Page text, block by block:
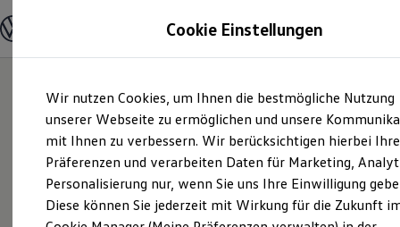
Hauptinhalt
springen
Footer
springen
Modelle und Konfigurator
Modelle vergleichen
Elektroautos
ENERGY Sondermodelle
Nutzfahrzeuge
SUV und CUV
Familienautos
Kombis
Kompaktwagen
Sportwagen
Cookie Einstellungen
Wir nutzen Cookies, um Ihnen die bestmögliche Nutzung
unserer Webseite zu ermöglichen und unsere
mit Ihnen zu verbessern. Wir berücksichtigen hierbei Ihre
Präferenzen und verarbeiten Daten für Marketing,
Personalisierung nur, wenn Sie uns Ihre Einwilligung
Diese können Sie jederzeit mit Wirkung für die Zukunft